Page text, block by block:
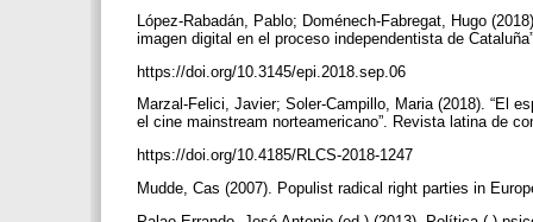
López-Rabadán, Pablo; Doménech-Fabregat, Hugo
imagen digital en el proceso independentista de
https://doi.org/10.3145/epi.2018.sep.06
Marzal-Felici, Javier; Soler-Campillo, Maria (2018). “El
el cine mainstream norteamericano”. Revista latina de
https://doi.org/10.4185/RLCS-2018-1247
Mudde, Cas (2007). Populist radical right parties in